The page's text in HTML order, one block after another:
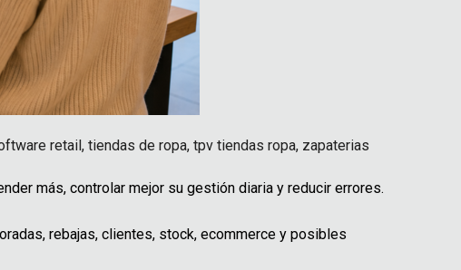
retail, tiendas de ropa, tpv tiendas ropa, zapaterias
más, controlar mejor su gestión diaria y reducir errores.
rebajas, clientes, stock, ecommerce y posibles